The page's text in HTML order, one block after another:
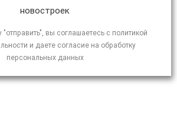
новостроек
вы соглашаетесь с политикой
и даете согласие на обработку
персональных данных